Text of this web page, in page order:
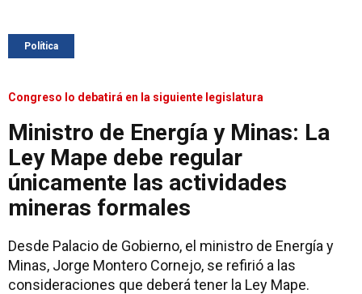
Política
Congreso lo debatirá en la siguiente legislatura
Ministro de Energía y Minas: La
Ley Mape debe regular
únicamente las actividades
mineras formales
Desde Palacio de Gobierno, el ministro de Energía y
Minas, Jorge Montero Cornejo, se refirió a las
consideraciones que deberá tener la Ley Mape.